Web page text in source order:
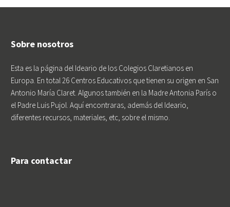
Sobre nosotros
Esta es la página del Ideario de los Colegios Claretianos en
Europa. En total 26 Centros Educativos que tienen su origen en San
Antonio María Claret. Algunos también en la Madre Antonia París o
el Padre Luis Pujol. Aquí encontraras, además del Ideario,
diferentes recursos, materiales, etc, sobre el mismo.
Para contactar